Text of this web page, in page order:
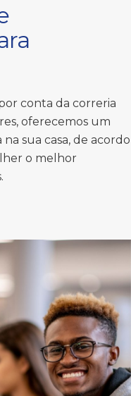
conta da correria
oferecemos um
sua casa, de acordo
o melhor